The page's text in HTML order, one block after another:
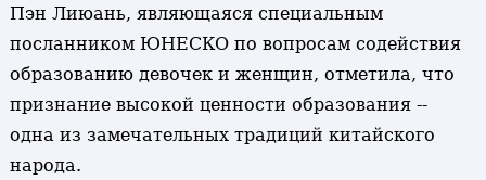
Пэн Лиюань, являющаяся специальным
посланником ЮНЕСКО по вопросам содействия
образованию девочек и женщин, отметила, что
признание высокой ценности образования --
одна из замечательных традиций китайского
народа.